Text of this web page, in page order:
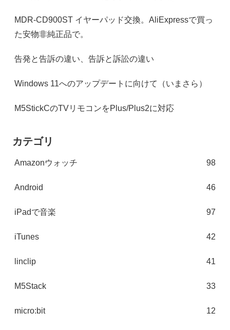
MDR-CD900ST イヤーパッド交換。AliExpressで買っ
た安物非純正品で。
告発と告訴の違い、告訴と訴訟の違い
Windows 11へのアップデートに向けて（いまさら）
M5StickCのTVリモコンをPlus/Plus2に対応
カテゴリ
Amazonウォッチ 98
Android 46
iPadで音楽 97
iTunes 42
linclip 41
M5Stack 33
micro:bit 12